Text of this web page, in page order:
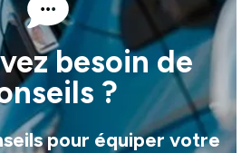
besoin de
?
pour équiper votre